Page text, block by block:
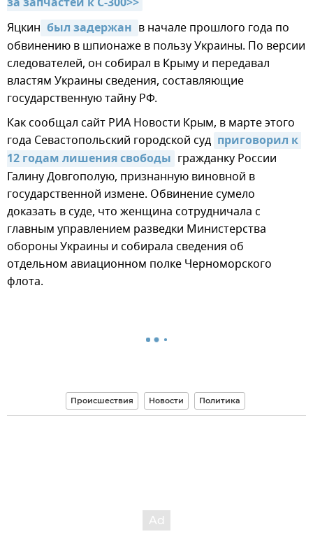
Яцкин был задержан в начале прошлого года по
обвинению в шпионаже в пользу Украины. По версии
следователей, он собирал в Крыму и передавал
властям Украины сведения, составляющие
государственную тайну РФ.
Как сообщал сайт РИА Новости Крым, в марте этого
года Севастопольский городской суд приговорил к
12 годам лишения свободы гражданку России
Галину Довгополую, признанную виновной в
государственной измене. Обвинение сумело
доказать в суде, что женщина сотрудничала с
главным управлением разведки Министерства
обороны Украины и собирала сведения об
отдельном авиационном полке Черноморского
флота.
Происшествия Новости Политика